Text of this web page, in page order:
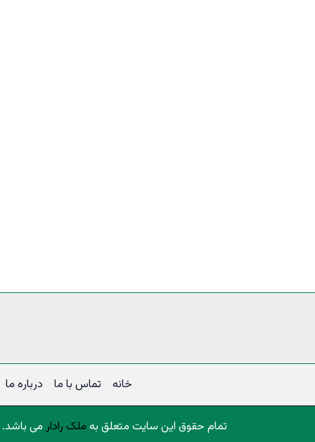
خانه تماس با ما درباره ما
تمام حقوق این سایت متعلق به ملک رادار می باشد.